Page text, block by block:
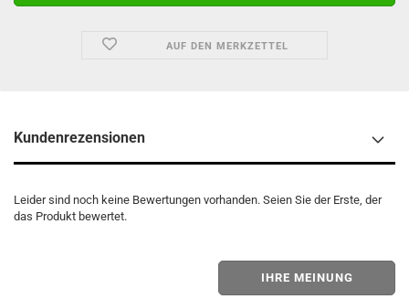
AUF DEN MERKZETTEL
Kundenrezensionen
Leider sind noch keine Bewertungen vorhanden. Seien Sie der Erste, der
das Produkt bewertet.
IHRE MEINUNG